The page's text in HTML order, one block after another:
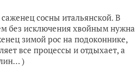
сосны итальянской. В
без исключения хвойным нужна
зимой рос на подоконнике,
все процессы и отдыхает, а
)